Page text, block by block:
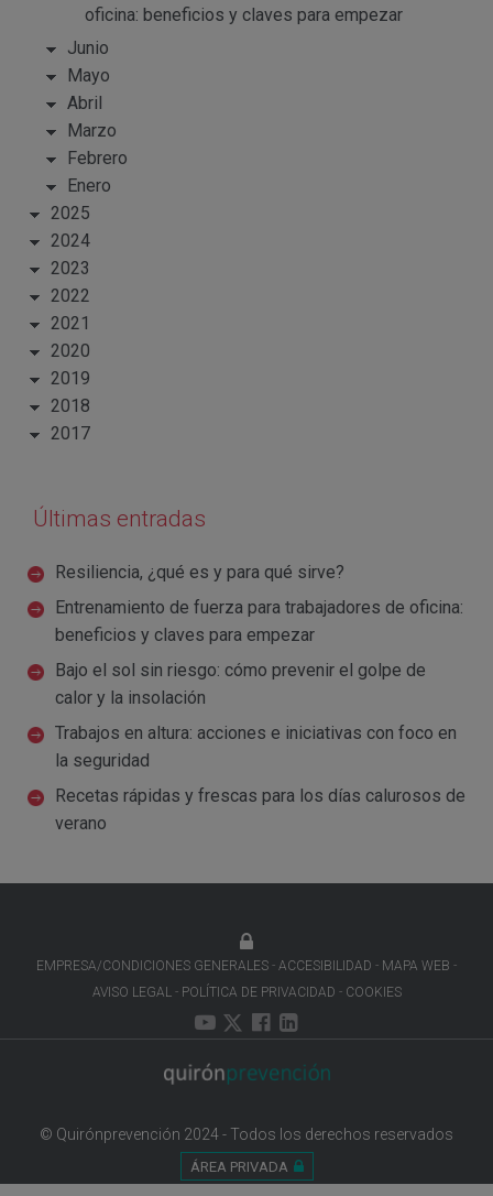
oficina: beneficios y claves para empezar
Junio
Mayo
Abril
Marzo
Febrero
Enero
2025
2024
2023
2022
2021
2020
2019
2018
2017
Últimas entradas
Resiliencia, ¿qué es y para qué sirve?
Entrenamiento de fuerza para trabajadores de oficina:
beneficios y claves para empezar
Bajo el sol sin riesgo: cómo prevenir el golpe de
calor y la insolación
Trabajos en altura: acciones e iniciativas con foco en
la seguridad
Recetas rápidas y frescas para los días calurosos de
verano
EMPRESA/CONDICIONES GENERALES ACCESIBILIDAD
MAPA WEB
AVISO LEGAL
POLÍTICA DE PRIVACIDAD COOKIES
© Quirónprevención 2024 - Todos los derechos reservados
ÁREA PRIVADA